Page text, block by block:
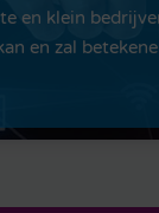
en klein
en zal